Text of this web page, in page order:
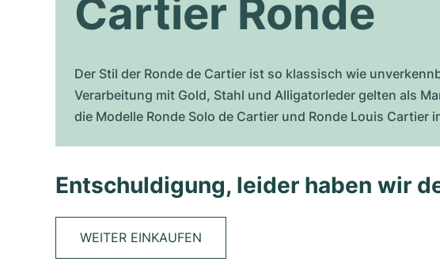
Cartier Ronde
Der Stil der Ronde de Cartier ist so klassisch wie
Verarbeitung mit Gold, Stahl und Alligatorleder gelten als
die Modelle Ronde Solo de Cartier und Ronde Louis Cartier
Entschuldigung, leider haben wir
WEITER EINKAUFEN